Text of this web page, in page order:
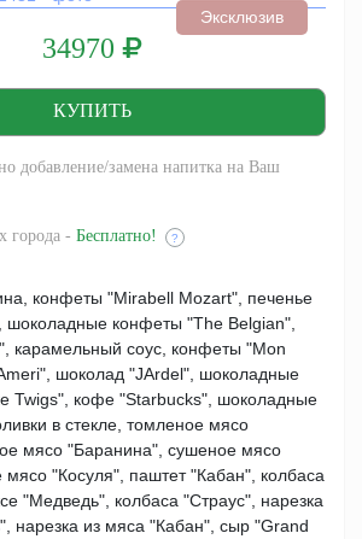
Эксклюзив
34970
добавление/замена напитка на Ваш
города - Бесплатно! ?
конфеты "Mirabell Mozart", печенье
шоколадные конфеты "The Belgian",
карамельный соус, конфеты "Mon
шоколад "JArdel", шоколадные
Twigs", кофе "Starbucks", шоколадные
в стекле, томленое мясо
мясо "Баранина", сушеное мясо
мясо "Косуля", паштет "Кабан", колбаса
"Медведь", колбаса "Страус", нарезка
нарезка из мяса "Кабан", сыр "Grand